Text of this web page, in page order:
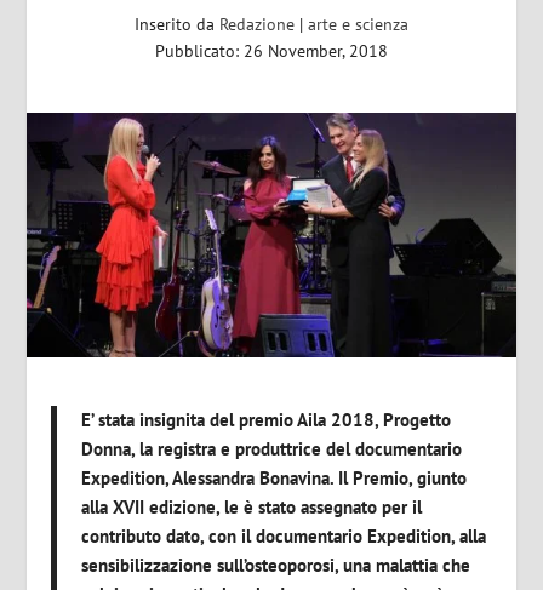
Inserito da Redazione | arte e scienza
Pubblicato: 26 November, 2018
E’ stata insignita del premioAila 2018, Progetto
Donna, la registra e produttrice del documentario
Expedition,Alessandra Bonavina. Il Premio, giunto
allaXVII edizione, le è stato assegnato per il
contributo dato, con il documentario Expedition, alla
sensibilizzazionesull’osteoporosi, una malattia che